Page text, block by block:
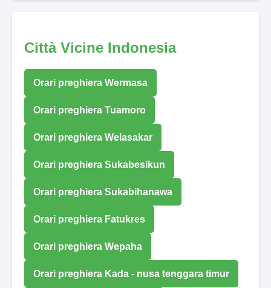
Città Vicine Indonesia
Orari preghiera Wermasa
Orari preghiera Tuamoro
Orari preghiera Welasakar
Orari preghiera Sukabesikun
Orari preghiera Sukabihanawa
Orari preghiera Fatukres
Orari preghiera Wepaha
Orari preghiera Kada - nusa tenggara timur